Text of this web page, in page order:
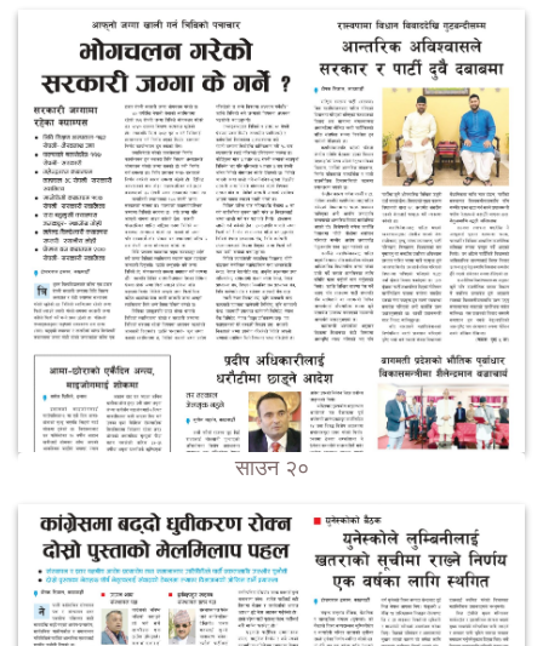
साउन २०